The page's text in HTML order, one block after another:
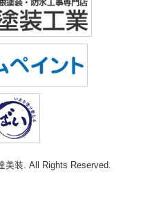
美装. All Rights Reserved.